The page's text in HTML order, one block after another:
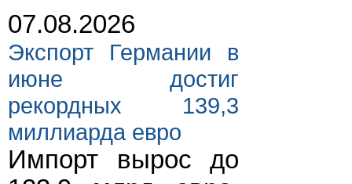
07.08.2026
Экспорт Германии в
июне достиг
рекордных 139,3
миллиарда евро
Импорт вырос до